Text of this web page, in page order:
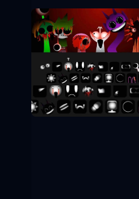
Sprunki Phase 10